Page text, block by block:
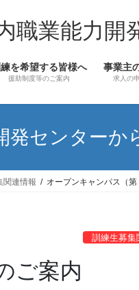
職業能力開
を希望する皆様へ
援助制度等のご案内
事業主
求人の
発センターか
関連情報 オープンキャンパス（
訓練生募集
ご案内